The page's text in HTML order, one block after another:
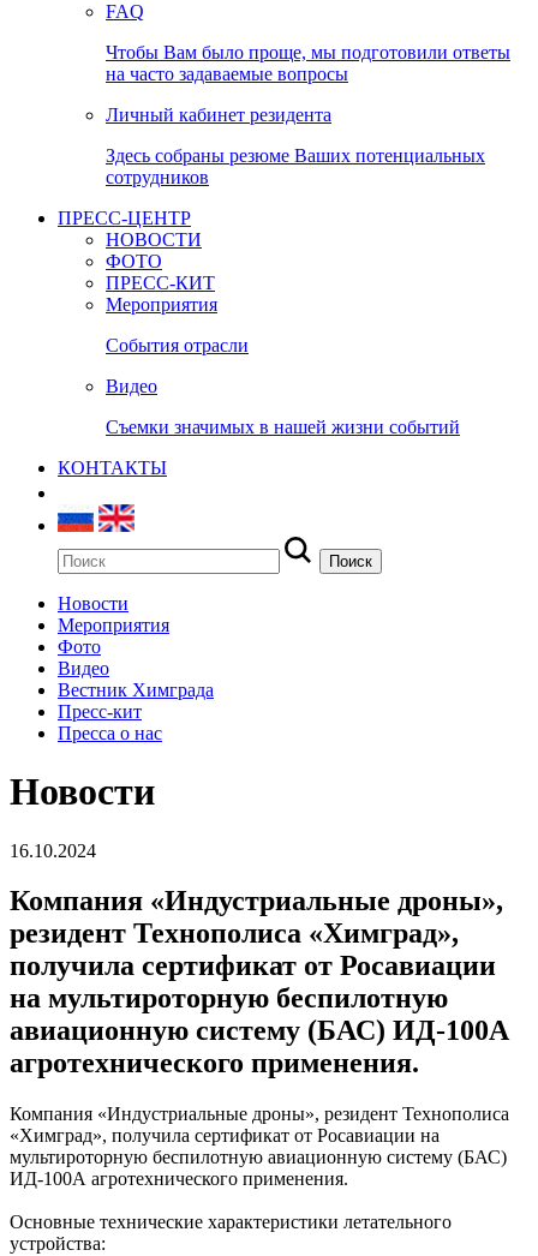
FAQ
Чтобы Вам было проще, мы подготовили ответы
на часто задаваемые вопросы
Личный кабинет резидента
Здесь собраны резюме Ваших потенциальных
сотрудников
ПРЕСС-ЦЕНТР
НОВОСТИ
ФОТО
ПРЕСС-КИТ
Мероприятия
События отрасли
Видео
Съемки значимых в нашей жизни событий
КОНТАКТЫ
Новости
Мероприятия
Фото
Видео
Вестник Химграда
Пресс-кит
Пресса о нас
Новости
16.10.2024
Компания «Индустриальные дроны»,
резидент Технополиса «Химград»,
получила сертификат от Росавиации
на мультироторную беспилотную
авиационную систему (БАС) ИД-100А
агротехнического применения.
Компания «Индустриальные дроны», резидент Технополиса
«Химград», получила сертификат от Росавиации на
мультироторную беспилотную авиационную систему (БАС)
ИД-100А агротехнического применения.
Основные технические характеристики летательного
устройства: